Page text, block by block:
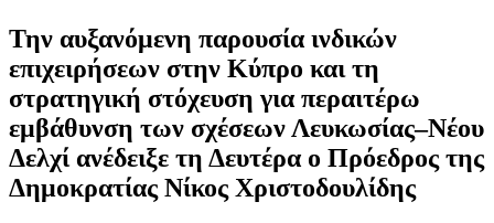
Την αυξανόμενη παρουσία ινδικών
επιχειρήσεων στην Κύπρο και τη
στρατηγική στόχευση για περαιτέρω
εμβάθυνση των σχέσεων Λευκωσίας–Νέου
Δελχί ανέδειξε τη Δευτέρα ο Πρόεδρος της
Δημοκρατίας Νίκος Χριστοδουλίδης